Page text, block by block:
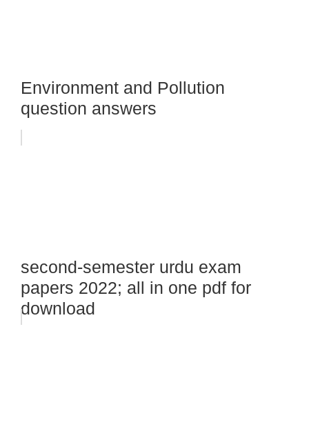
Environment and Pollution
question answers
second-semester urdu exam
papers 2022; all in one pdf for
download